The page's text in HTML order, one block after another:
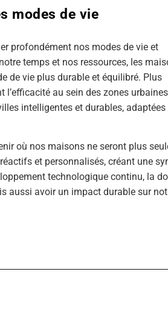
modes de vie
profondément nos modes de vie et
temps et nos ressources, les
de vie plus durable et équilibré. Plus
au sein des zones
intelligentes et durables, adaptées
où nos maisons ne seront plus
et personnalisés, créant une
technologique continu, la
aussi avoir un impact durable sur